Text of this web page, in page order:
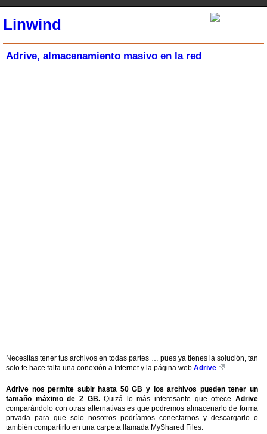
Linwind
Adrive, almacenamiento masivo en la red
Necesitas tener tus archivos en todas partes … pues ya tienes la solución, tan
solo te hace falta una conexión a Internet y la página web Adrive .
Adrive nos permite subir hasta 50 GB y los archivos pueden tener un
tamaño máximo de 2 GB.Quizá lo más interesante que ofreceAdrive
comparándolo con otras alternativas es que podremos almacenarlo de forma
privada para que solo nosotros podríamos conectarnos y descargarlo o
también compartirlo en una carpeta llamada MyShared Files.